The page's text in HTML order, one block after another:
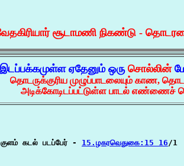
சூடாமணி நிகண்டு -
இடப்பக்கமுள்ள ஏதேனும் ஒரு சொல்லின்
தொடருக்குரிய முழுப்பாடலையும் காண,
அடிக்கோடிடப்பட்டுள்ள பாடல் எண்ணைச்
குளம் கடல் படப்பேர் - 15.ழகரவெதுகை:15 16/1